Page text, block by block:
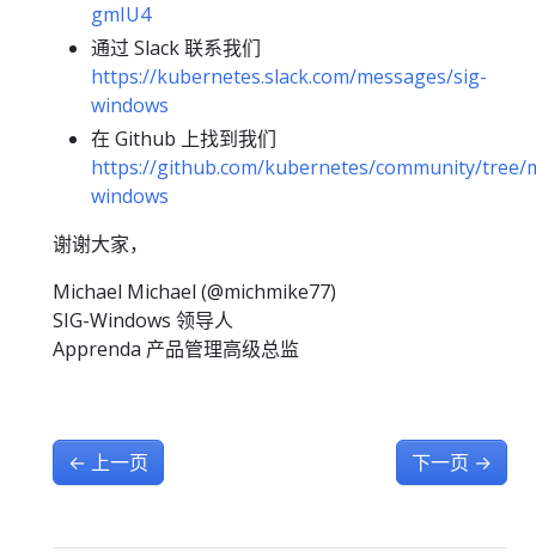
gmIU4
通过 Slack 联系我们
https://kubernetes.slack.com/messages/sig-
windows
在 Github 上找到我们
https://github.com/kubernetes/community/tree/
windows
谢谢大家，
Michael Michael (@michmike77)
SIG-Windows 领导人
Apprenda 产品管理高级总监
← 上一页 下一页 →